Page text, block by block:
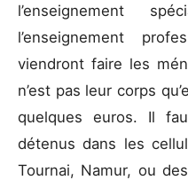
l’enseignement
l’enseignement
viendront faire les
n’est pas leur corps
quelques euros. Il
détenus dans les
Tournai, Namur, ou